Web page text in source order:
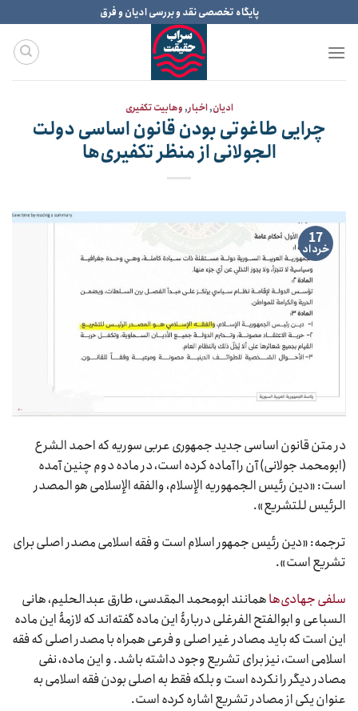
to
content
پایگاه تخصصی نقد و بررسی ادیان و فرق
ادیان,اخبار,وهابیت تکفیری
چرایی طاغوتی بودن قانون اساسی دولت
الجولانی از منظر تکفیری‌ها
17
خرداد
در متن قانون اساسی جدید جمهوری عربی سوریه که احمد الشرع
(ابومحمد جولانی) آن را آماده کرده است، در ماده دوم چنین آمده
است: «دین رئیس الجمهوریه الإسلام، والفقه الإسلامی هو المصدر
الرئیس للتشریع».
ترجمه: «دین رئیس جمهور اسلام است و فقه اسلامی مصدر اصلی برای
تشریع است».
سلفی جهادی‌هاهمانند ابومحمد المقدسی، طارق عبدالحلیم، هانی
السباعی و ابوالفتح الفرغلی دربارۀ این ماده گفته‌اند که لازمۀ این ماده
این است که باید مصادر غیر اصلی و فرعی همراه با مصدر اصلی که فقه
اسلامی است، نیز برای تشریع وجود داشته باشد. و این ماده، نفى
مصادر دیگر را نکرده است و بلکه فقط به اصلی بودن فقه اسلامی به
عنوان یکی از مصادر تشریع اشاره کرده است.